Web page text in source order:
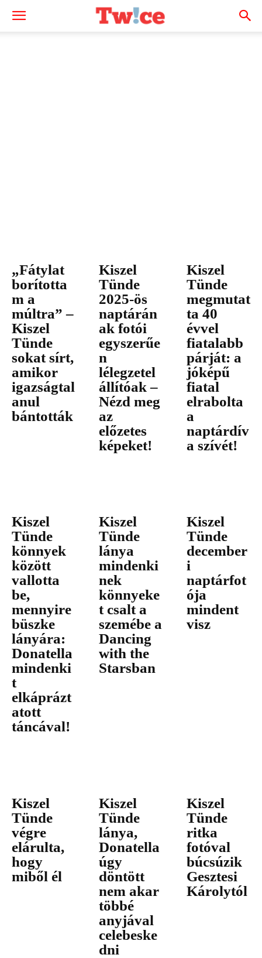
„Fátylat
borította
m a
múltra” –
Kiszel
Tünde
sokat sírt,
amikor
igazságtal
anul
bántották
Kiszel
Tünde
2025-ös
naptárán
ak fotói
egyszerűe
n
lélegzetel
állítóak –
Nézd meg
az
előzetes
képeket!
Kiszel
Tünde
megmutat
ta 40
évvel
fiatalabb
párját: a
jóképű
fiatal
elrabolta
a
naptárdív
a szívét!
Kiszel
Tünde
könnyek
között
vallotta
be,
mennyire
büszke
lányára:
Donatella
mindenki
t
elkáprázt
atott
táncával!
Kiszel
Tünde
lánya
mindenki
nek
könnyeke
t csalt a
szemébe a
Dancing
with the
Starsban
Kiszel
Tünde
december
i
naptárfot
ója
mindent
visz
Kiszel
Tünde
végre
elárulta,
hogy
miből él
Kiszel
Tünde
lánya,
Donatella
úgy
döntött
nem akar
többé
anyjával
celebeske
dni
Kiszel
Tünde
ritka
fotóval
búcsúzik
Gesztesi
Károlytól